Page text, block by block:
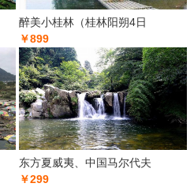
醉美小桂林（桂林阳朔4日
￥899
东方夏威夷、中国马尔代夫
￥299